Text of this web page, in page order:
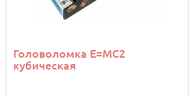
Головоломка E=MC2
кубическая